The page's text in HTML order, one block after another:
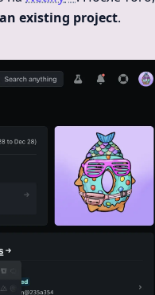
existing project.